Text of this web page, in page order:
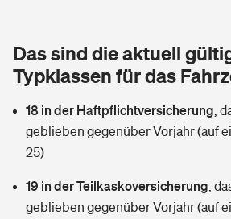
Tools
Wer versichert was: Jetzt Versicherer
Sie haben Fragen?
Glasversicherung
Mietkautionsversicherung
Restkreditversicherung
Kinderunfall­ver­si­che­rung
Kinderinvalidität
Hundehalter-Haftpflicht
Dread-Disease-Versicherung
Tierkrankenversicherung
Zur Übersicht
Tools
Das sind die aktuell
Typklassen für das
18 in der Haftpflichtversicherung
geblieben gegenüber Vorjahr (auf
25)
19 in der Teilkaskoversicherung
geblieben gegenüber Vorjahr (auf